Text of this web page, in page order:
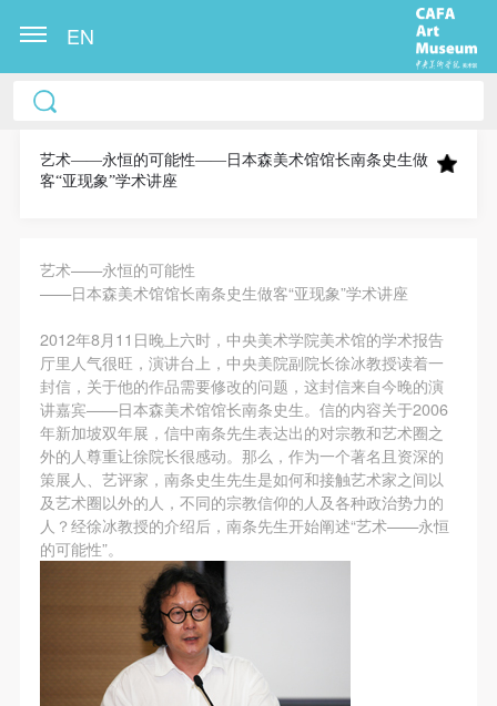
EN
艺术——永恒的可能性——日本森美术馆馆长南条史生做
客“亚现象”学术讲座
艺术——永恒的可能性
——日本森美术馆馆长南条史生做客“亚现象”学术讲座
2012年8月11日晚上六时，中央美术学院美术馆的学术报告
厅里人气很旺，演讲台上，中央美院副院长徐冰教授读着一
封信，关于他的作品需要修改的问题，这封信来自今晚的演
讲嘉宾——日本森美术馆馆长南条史生。信的内容关于2006
年新加坡双年展，信中南条先生表达出的对宗教和艺术圈之
外的人尊重让徐院长很感动。那么，作为一个著名且资深的
策展人、艺评家，南条史生先生是如何和接触艺术家之间以
及艺术圈以外的人，不同的宗教信仰的人及各种政治势力的
人？经徐冰教授的介绍后，南条先生开始阐述“艺术——永恒
的可能性”。
中央美术学院美术馆出版授权协议书
称“CAFAM”），愿意将本人参与中央美术学院美术馆
公共教育部组织的公益性活动（包括美术馆会员活
作发表、出版。中央美术学院可以以电子、网络及其
源总库》《中央美术学院资料库》《中央美术学院美
术馆资料库》等相关资料、文献、档案机构和平台，
在中央美术学院中使用和在互联网上传播，同意按相
关“章程”规定享受相关权益。
中央美术学院美术馆活动安全免责协议书
第一条
本次活动公平公正、自愿参加与退出、风险与责任自
负的原则。但活动有风险，参加者应有必要的风险意
参加本次活动者必须遵守中华人民共和国的相关法
律、法规，必须遵循道德和社会公德规范，并应该具
中央美术学院美术馆出版授权协议书
称“CAFAM”），愿意将本人参与中央美术学院美术馆
公共教育部组织的公益性活动（包括美术馆会员活
作发表、出版。中央美术学院可以以电子、网络及其
源总库》《中央美术学院资料库》《中央美术学院美
术馆资料库》等相关资料、文献、档案机构和平台，
在中央美术学院中使用和在互联网上传播，同意按相
关“章程”规定享受相关权益。
中央美术学院美术馆活动安全免责协议书
第一条
本次活动公平公正、自愿参加与退出、风险与责任自
负的原则。但活动有风险，参加者应有必要的风险意
参加本次活动者必须遵守中华人民共和国的相关法
律、法规，必须遵循道德和社会公德规范，并应该具
中央美术学院美术馆出版授权协议书
称“CAFAM”），愿意将本人参与中央美术学院美术馆
公共教育部组织的公益性活动（包括美术馆会员活
作发表、出版。中央美术学院可以以电子、网络及其
源总库》《中央美术学院资料库》《中央美术学院美
术馆资料库》等相关资料、文献、档案机构和平台，
在中央美术学院中使用和在互联网上传播，同意按相
关“章程”规定享受相关权益。
中央美术学院美术馆活动安全免责协议书
第一条
本次活动公平公正、自愿参加与退出、风险与责任自
负的原则。但活动有风险，参加者应有必要的风险意
参加本次活动者必须遵守中华人民共和国的相关法
律、法规，必须遵循道德和社会公德规范，并应该具